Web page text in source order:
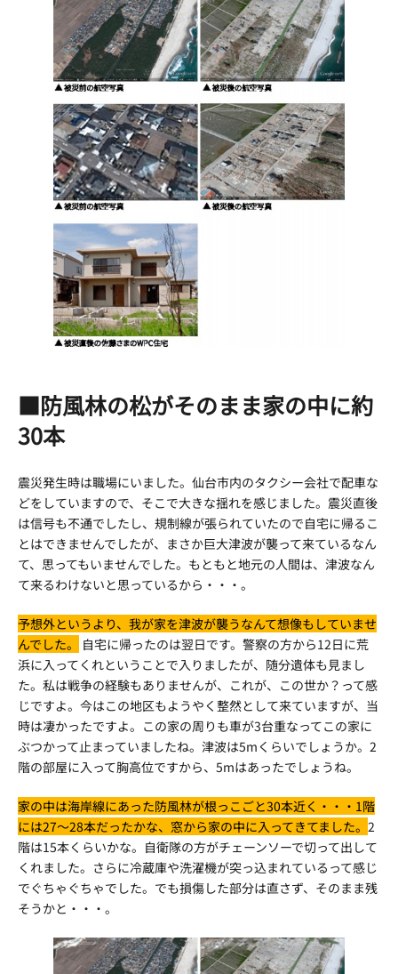
■防風林の松がそのまま家の中に約
30本
震災発生時は職場にいました。仙台市内のタクシー会社で配車な
どをしていますので、そこで大きな揺れを感じました。震災直後
は信号も不通でしたし、規制線が張られていたので自宅に帰るこ
とはできませんでしたが、まさか巨大津波が襲って来ているなん
て、思ってもいませんでした。もともと地元の人間は、津波なん
て来るわけないと思っているから・・・。
予想外というより、我が家を津波が襲うなんて想像もしていませ
んでした。
自宅に帰ったのは翌日です。警察の方から12日に荒
浜に入ってくれということで入りましたが、随分遺体も見まし
た。私は戦争の経験もありませんが、これが、この世か？って感
じですよ。今はこの地区もようやく整然として来ていますが、当
時は凄かったですよ。この家の周りも車が3台重なってこの家に
ぶつかって止まっていましたね。津波は5mくらいでしょうか。2
階の部屋に入って胸高位ですから、5mはあったでしょうね。
家の中は海岸線にあった防風林が根っこごと30本近く・・・1階
には27～28本だったかな、窓から家の中に入ってきてました。 2
階は15本くらいかな。自衛隊の方がチェーンソーで切って出して
くれました。さらに冷蔵庫や洗濯機が突っ込まれているって感じ
でぐちゃぐちゃでした。でも損傷した部分は直さず、そのまま残
そうかと・・・。